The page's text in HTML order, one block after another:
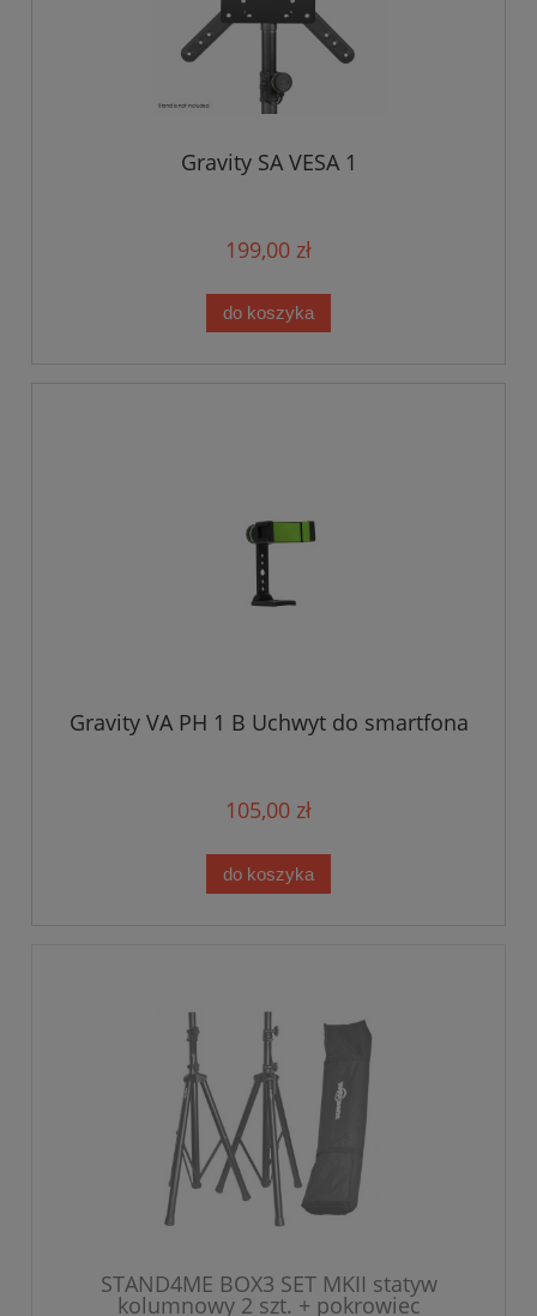
Gravity SA VESA 1
199,00 zł
do koszyka
Gravity VA PH 1 B Uchwyt do smartfona
105,00 zł
do koszyka
STAND4ME BOX3 SET MKII statyw
kolumnowy 2 szt. + pokrowiec